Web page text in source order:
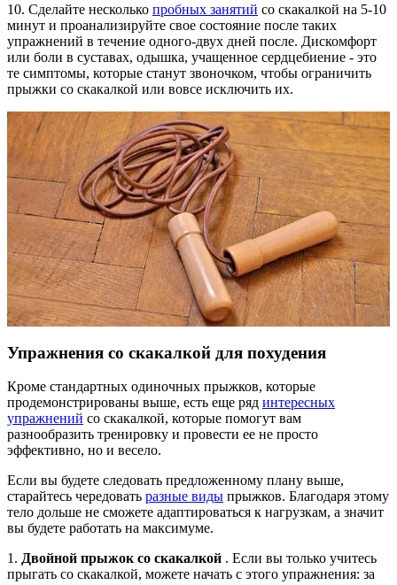
10. Сделайте несколько пробных занятий со скакалкой на 5-10
минут и проанализируйте свое состояние после таких
упражнений в течение одного-двух дней после. Дискомфорт
или боли в суставах, одышка, учащенное сердцебиение - это
те симптомы, которые станут звоночком, чтобы ограничить
прыжки со скакалкой или вовсе исключить их.
Упражнения со скакалкой для похудения
Кроме стандартных одиночных прыжков, которые
продемонстрированы выше, есть еще ряд интересных
упражнений со скакалкой, которые помогут вам
разнообразить тренировку и провести ее не просто
эффективно, но и весело.
Если вы будете следовать предложенному плану выше,
старайтесь чередовать разные виды прыжков. Благодаря этому
тело дольше не сможете адаптироваться к нагрузкам, а значит
вы будете работать на максимуме.
1. Двойной прыжок со скакалкой . Если вы только учитесь
прыгать со скакалкой, можете начать с этого упражнения: за